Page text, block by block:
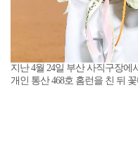
지난 4월 24일 부산 사직구장에
개인 통산 468호 홈런을 친 뒤